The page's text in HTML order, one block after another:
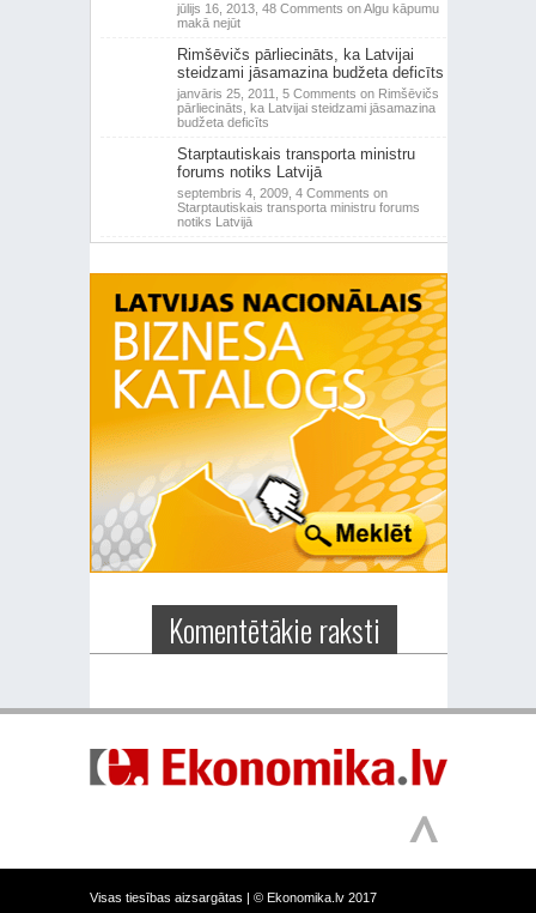
jūlijs 16, 2013, 48 Comments on Algu kāpumu
makā nejūt
Rimšēvičs pārliecināts, ka Latvijai
steidzami jāsamazina budžeta deficīts
janvāris 25, 2011, 5 Comments on Rimšēvičs
pārliecināts, ka Latvijai steidzami jāsamazina
budžeta deficīts
Starptautiskais transporta ministru
forums notiks Latvijā
septembris 4, 2009, 4 Comments on
Starptautiskais transporta ministru forums
notiks Latvijā
Komentētākie raksti
Visas tiesības aizsargātas | © Ekonomika.lv 2017